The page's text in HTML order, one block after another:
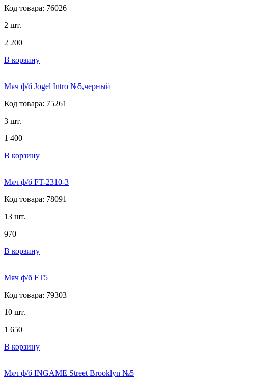
Код товара: 76026
2 шт.
2 200
В корзину
Мяч ф/б Jogel Intro №5,черный
Код товара: 75261
3 шт.
1 400
В корзину
Мяч ф/б FT-2310-3
Код товара: 78091
13 шт.
970
В корзину
Мяч ф/б FT5
Код товара: 79303
10 шт.
1 650
В корзину
Мяч ф/б INGAME Street Brooklyn №5